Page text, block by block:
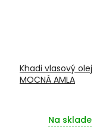
Khadi vlasový olej
MOCNÁ AMLA
Na sklade